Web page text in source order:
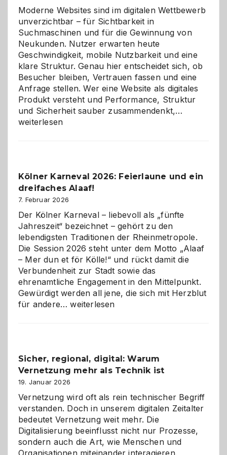
Moderne Websites sind im digitalen Wettbewerb
unverzichtbar – für Sichtbarkeit in
Suchmaschinen und für die Gewinnung von
Neukunden. Nutzer erwarten heute
Geschwindigkeit, mobile Nutzbarkeit und eine
klare Struktur. Genau hier entscheidet sich, ob
Besucher bleiben, Vertrauen fassen und eine
Anfrage stellen. Wer eine Website als digitales
Produkt versteht und Performance, Struktur
und Sicherheit sauber zusammendenkt,…
geworden
weiterlesen
Kölner Karneval 2026: Feierlaune und ein
dreifaches Alaaf!
7. Februar 2026
Der Kölner Karneval – liebevoll als „fünfte
Jahreszeit“ bezeichnet – gehört zu den
lebendigsten Traditionen der Rheinmetropole.
Die Session 2026 steht unter dem Motto „Alaaf
– Mer dun et för Kölle!“ und rückt damit die
Verbundenheit zur Stadt sowie das
ehrenamtliche Engagement in den Mittelpunkt.
Gewürdigt werden all jene, die sich mit Herzblut
für andere…Kölner
ein
dreifaches
Alaaf!
weiterlesen
Sicher, regional, digital: Warum
Vernetzung mehr als Technik ist
19. Januar 2026
Vernetzung wird oft als rein technischer Begriff
verstanden. Doch in unserem digitalen Zeitalter
bedeutet Vernetzung weit mehr. Die
Digitalisierung beeinflusst nicht nur Prozesse,
sondern auch die Art, wie Menschen und
Organisationen miteinander interagieren.